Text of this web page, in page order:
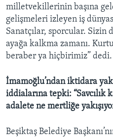
milletvekillerinin başına
gelişmeleri izleyen iş
Sanatçılar, sporcular. Sizin
ayağa kalkma zamanı.
beraber ya hiçbirimiz” dedi.
İmamoğlu’ndan iktidara
iddialarına tepki: “Savcılık
adalete ne mertliğe
Beşiktaş Belediye